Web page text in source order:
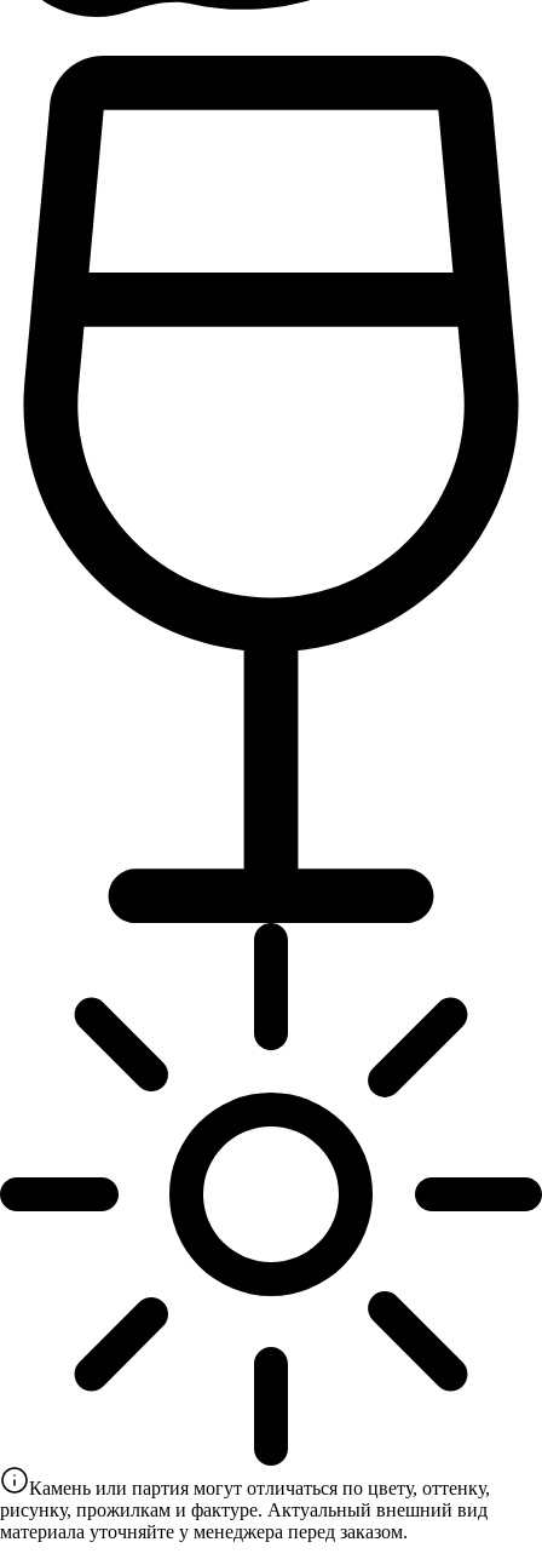
Камень или партия могут отличаться по цвету, оттенку,
рисунку, прожилкам и фактуре. Актуальный внешний вид
материала уточняйте у менеджера перед заказом.